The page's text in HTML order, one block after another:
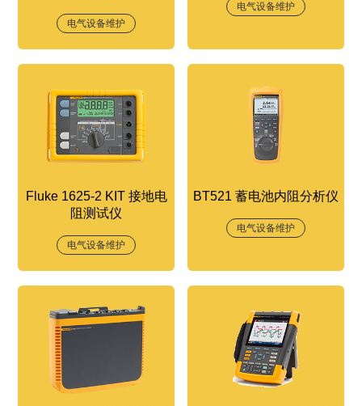
电气设备维护
电气设备维护
Fluke 1625-2 KIT 接地电
阻测试仪
电气设备维护
BT521 蓄电池内阻分析仪
电气设备维护